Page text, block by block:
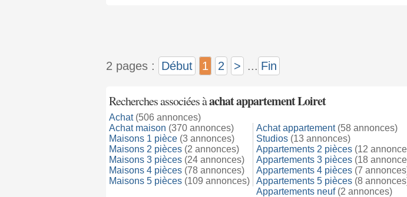
2 pages : Début 1 2 > ... Fin
Recherches associées àachat appartement Loiret
Achat(506 annonces)
Achat maison (370 annonces)
Maisons 1 pièce(3 annonces)
Maisons 2 pièces(2 annonces)
Maisons 3 pièces(24 annonces)
Maisons 4 pièces(78 annonces)
Maisons 5 pièces(109 annonces)
Achat appartement(58 annonces)
Studios(13 annonces)
Appartements 2 pièces(12
Appartements 3 pièces(18
Appartements 4 pièces(7
Appartements 5 pièces(8
Appartements neuf(2 annonces)